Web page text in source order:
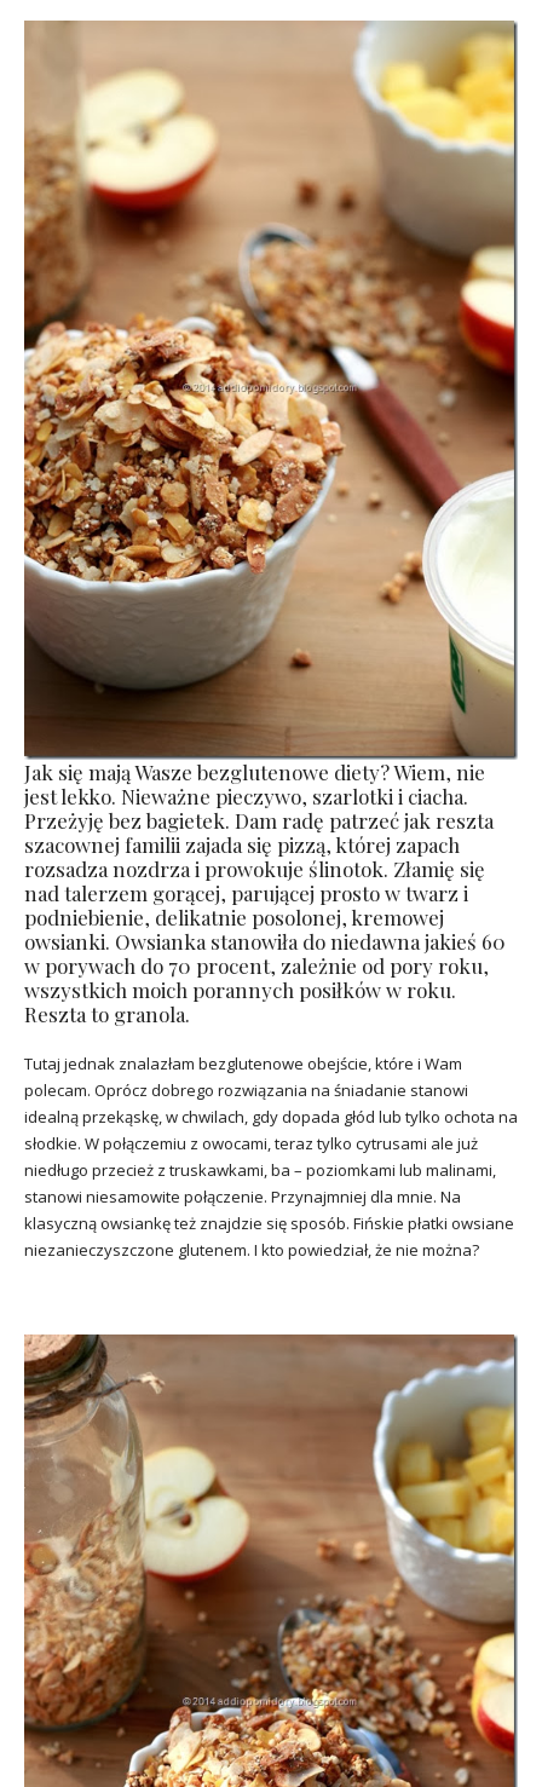
Jak się mają Wasze bezglutenowe diety? Wiem, nie
jest lekko. Nieważne pieczywo, szarlotki i ciacha.
Przeżyję bez bagietek. Dam radę patrzeć jak reszta
szacownej familii zajada się pizzą, której zapach
rozsadza nozdrza i prowokuje ślinotok. Złamię się
nad talerzem gorącej, parującej prosto w twarz i
podniebienie, delikatnie posolonej, kremowej
owsianki. Owsianka stanowiła do niedawna jakieś 60
w porywach do 70 procent, zależnie od pory roku,
wszystkich moich porannych posiłków w roku.
Reszta to granola.
Tutaj jednak znalazłam bezglutenowe obejście, które i Wam
polecam. Oprócz dobrego rozwiązania na śniadanie stanowi
idealną przekąskę, w chwilach, gdy dopada głód lub tylko ochota na
słodkie. W połączemiu z owocami, teraz tylko cytrusami ale już
niedługo przecież z truskawkami, ba – poziomkami lub malinami,
stanowi niesamowite połączenie. Przynajmniej dla mnie. Na
klasyczną owsiankę też znajdzie się sposób. Fińskie płatki owsiane
niezanieczyszczone glutenem. I kto powiedział, że nie można?